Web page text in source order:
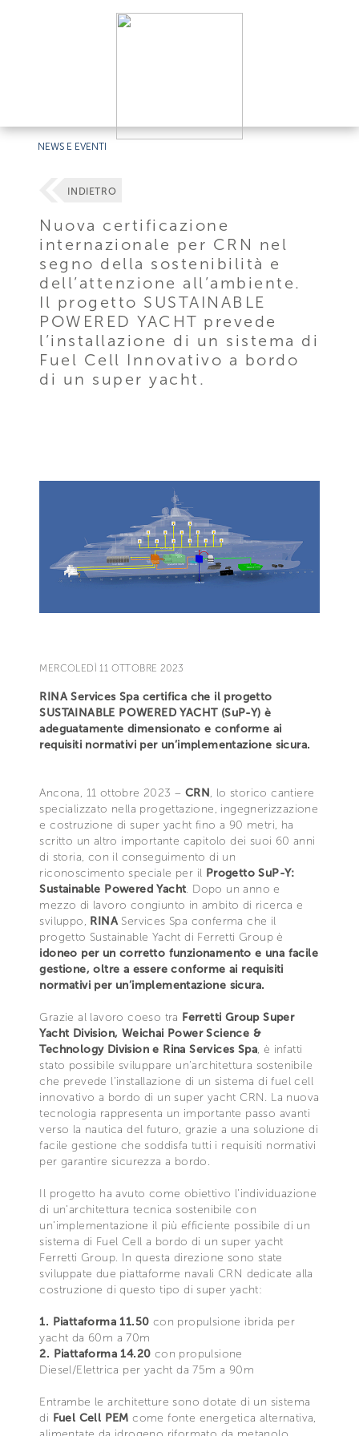
NEWS E EVENTI
INDIETRO
Nuova certificazione
internazionale per CRN nel
segno della sostenibilità e
dell’attenzione all’ambiente.
Il progetto SUSTAINABLE
POWERED YACHT prevede
l’installazione di un sistema di
Fuel Cell Innovativo a bordo
di un super yacht.
MERCOLEDÌ 11 OTTOBRE 2023
RINA Services Spa certifica che il progetto
SUSTAINABLE POWERED YACHT (SuP-Y) è
adeguatamente dimensionato e conforme ai
requisiti normativi per un’implementazione sicura.
Ancona, 11 ottobre 2023 – CRN, lo storico cantiere
specializzato nella progettazione, ingegnerizzazione
e costruzione di super yacht fino a 90 metri, ha
scritto un altro importante capitolo dei suoi 60 anni
di storia, con il conseguimento di un
riconoscimento speciale per il Progetto SuP-Y:
Sustainable Powered Yacht. Dopo un anno e
mezzo di lavoro congiunto in ambito di ricerca e
sviluppo, RINA Services Spa conferma che il
progetto Sustainable Yacht di Ferretti Group è
idoneo per un corretto funzionamento e una facile
gestione, oltre a essere conforme ai requisiti
normativi per un’implementazione sicura.
Grazie al lavoro coeso tra Ferretti Group Super
Yacht Division, Weichai Power Science &
Technology Division e Rina Services Spa, è infatti
stato possibile sviluppare un’architettura sostenibile
che prevede l’installazione di un sistema di fuel cell
innovativo a bordo di un super yacht CRN. La nuova
tecnologia rappresenta un importante passo avanti
verso la nautica del futuro, grazie a una soluzione di
facile gestione che soddisfa tutti i requisiti normativi
per garantire sicurezza a bordo.
Il progetto ha avuto come obiettivo l’individuazione
di un’architettura tecnica sostenibile con
un’implementazione il più efficiente possibile di un
sistema di Fuel Cell a bordo di un super yacht
Ferretti Group. In questa direzione sono state
sviluppate due piattaforme navali CRN dedicate alla
costruzione di questo tipo di super yacht:
1. Piattaforma 11.50 con propulsione ibrida per
yacht da 60m a 70m
2. Piattaforma 14.20 con propulsione
Diesel/Elettrica per yacht da 75m a 90m
Entrambe le architetture sono dotate di un sistema
di Fuel Cell PEMcome fonte energetica alternativa,